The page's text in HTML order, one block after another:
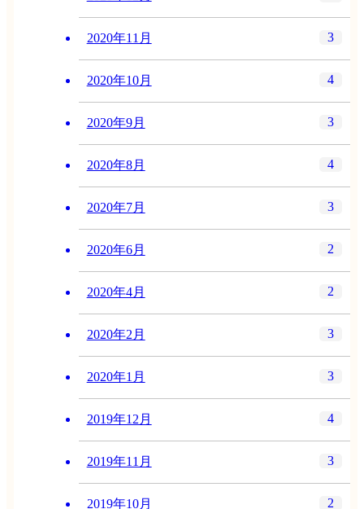
2020年11月 3
2020年10月 4
2020年9月 3
2020年8月 4
2020年7月 3
2020年6月 2
2020年4月 2
2020年2月 3
2020年1月 3
2019年12月 4
2019年11月 3
2019年10月 2